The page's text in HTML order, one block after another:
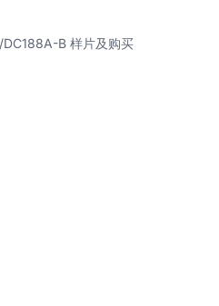
DC188A-B 样片及购买